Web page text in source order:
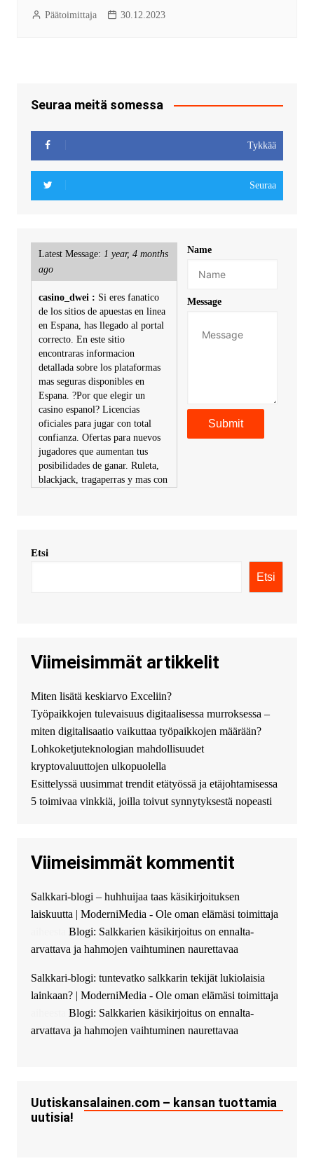
Päätoimittaja 30.12.2023
Seuraa meitä somessa
Tykkää
Seuraa
Latest Message: 1 year, 4 months
ago
casino_dwei : Si eres fanatico
de los sitios de apuestas en linea
en Espana, has llegado al portal
correcto. En este sitio
encontraras informacion
detallada sobre los plataformas
mas seguras disponibles en
Espana. ?Por que elegir un
casino espanol? Licencias
oficiales para jugar con total
confianza. Ofertas para nuevos
jugadores que aumentan tus
posibilidades de ganar. Ruleta,
blackjack, tragaperras y mas con
KimonicRisse :
купить хавал джулиан -
http://jolion-ufa1.ru/
Появился вопрос про срочно
взять деньги? Предлагаем
безопасный источник
финансовой помощи. Вы
можете получить
финансирование в долг без
избыточных вопросов и
документов? Тогда обратитесь
guest_4889 :Cmon Suomi 👏
The Admin: High five! You’ve
successfully installed Simple
Ajax Chat.
Name
Message
Etsi
Etsi
Viimeisimmät artikkelit
Miten lisätä keskiarvo Exceliin?
Työpaikkojen tulevaisuus digitaalisessa murroksessa –
miten digitalisaatio vaikuttaa työpaikkojen määrään?
Lohkoketjuteknologian mahdollisuudet
kryptovaluuttojen ulkopuolella
Esittelyssä uusimmat trendit etätyössä ja etäjohtamisessa
5 toimivaa vinkkiä, joilla toivut synnytyksestä nopeasti
Viimeisimmät kommentit
Salkkari-blogi – huhhuijaa taas käsikirjoituksen
laiskuutta | ModerniMedia - Ole oman elämäsi toimittaja
Blogi: Salkkarien käsikirjoitus on ennalta-
arvattava ja hahmojen vaihtuminen naurettavaa
Salkkari-blogi: tuntevatko salkkarin tekijät lukiolaisia
lainkaan? | ModerniMedia - Ole oman elämäsi toimittaja
Blogi: Salkkarien käsikirjoitus on ennalta-
arvattava ja hahmojen vaihtuminen naurettavaa
Uutiskansalainen.com – kansan tuottamia
uutisia!